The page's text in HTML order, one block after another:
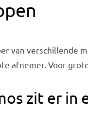
van verschillende
afnemer. Voor
zit er in